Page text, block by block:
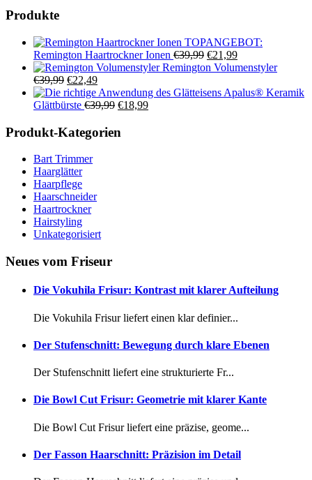
Produkte
TOPANGEBOT:
Remington Haartrockner Ionen €39,99 Ursprünglicher
Preis
€39,99
€21,99Aktueller
Preis
€21,99.
Remington Volumenstyler
€39,99 Ursprünglicher
Preis
war:
€22,49Aktueller
Preis
ist:
Apalus® Keramik
Glättbürste €39,99 Ursprünglicher
war:
€18,99Aktueller
Produkt-Kategorien
Bart Trimmer
Haarglätter
Haarpflege
Haarschneider
Haartrockner
Hairstyling
Unkategorisiert
Neues vom Friseur
Die Vokuhila Frisur: Kontrast mit klarer Aufteilung
Die Vokuhila Frisur liefert einen klar definier...
Der Stufenschnitt: Bewegung durch klare Ebenen
Der Stufenschnitt liefert eine strukturierte Fr...
Die Bowl Cut Frisur: Geometrie mit klarer Kante
Die Bowl Cut Frisur liefert eine präzise, geome...
Der Fasson Haarschnitt: Präzision im Detail